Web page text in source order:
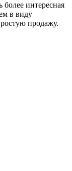
интересная
в виду
продажу.